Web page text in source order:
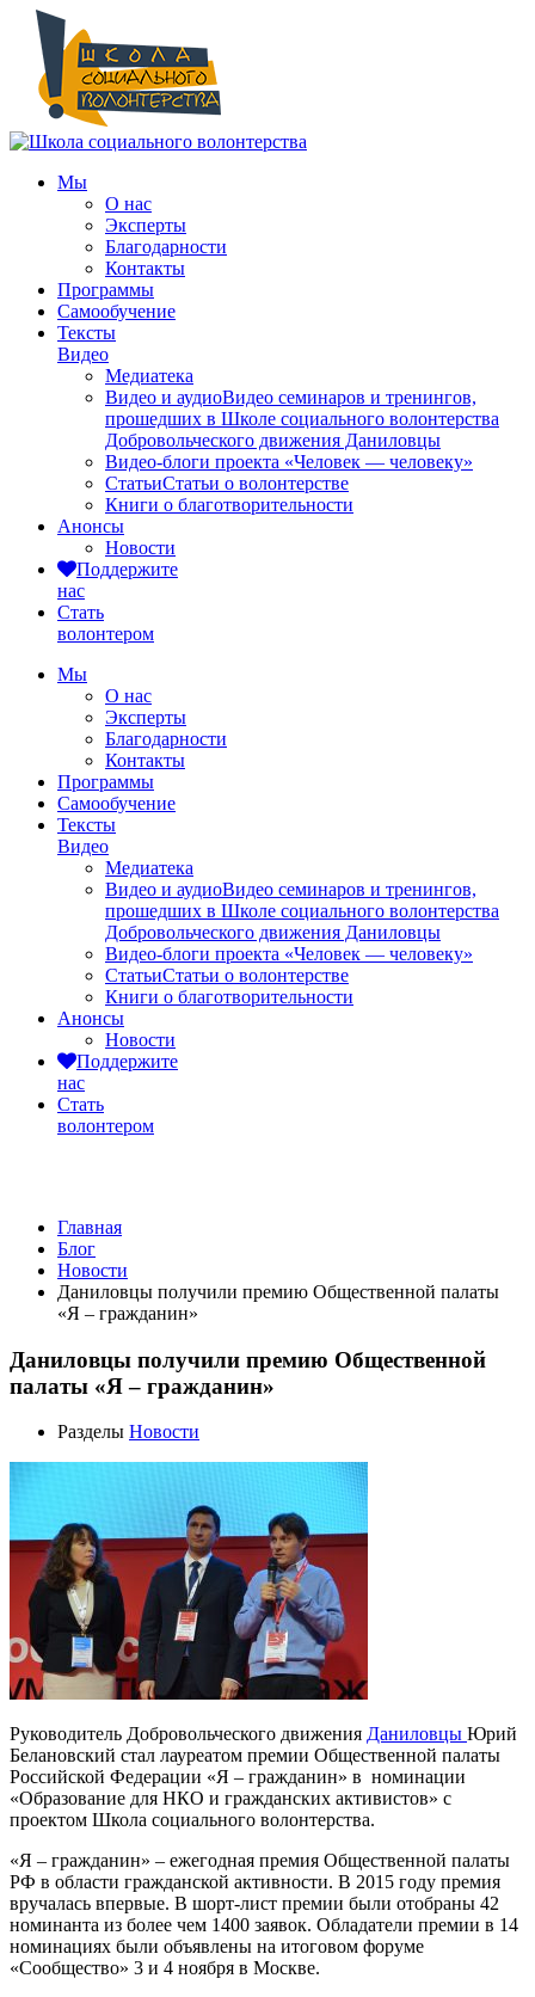
Мы
О нас
Эксперты
Благодарности
Контакты
Программы
Самообучение
Тексты
Видео
Медиатека
Видео и аудиоВидео семинаров и тренингов,
прошедших в Школе социального волонтерства
Добровольческого движения Даниловцы
Видео-блоги проекта «Человек — человеку»
СтатьиСтатьи о волонтерстве
Книги о благотворительности
Анонсы
Новости
Поддержите
нас
Стать
волонтером
Мы
О нас
Эксперты
Благодарности
Контакты
Программы
Самообучение
Тексты
Видео
Медиатека
Видео и аудиоВидео семинаров и тренингов,
прошедших в Школе социального волонтерства
Добровольческого движения Даниловцы
Видео-блоги проекта «Человек — человеку»
СтатьиСтатьи о волонтерстве
Книги о благотворительности
Анонсы
Новости
Поддержите
нас
Стать
волонтером
Главная
Блог
Новости
Даниловцы получили премию Общественной палаты
«Я – гражданин»
Даниловцы получили премию Общественной
палаты «Я – гражданин»
Разделы Новости
Руководитель Добровольческого движения Даниловцы Юрий
Белановский стал лауреатом премии Общественной палаты
Российской Федерации «Я – гражданин» в номинации
«Образование для НКО и гражданских активистов» с
проектом Школа социального волонтерства.
«Я – гражданин» – ежегодная премия Общественной палаты
РФ в области гражданской активности. В 2015 году премия
вручалась впервые. В шорт-лист премии были отобраны 42
номинанта из более чем 1400 заявок. Обладатели премии в 14
номинациях были объявлены на итоговом форуме
«Сообщество» 3 и 4 ноября в Москве.